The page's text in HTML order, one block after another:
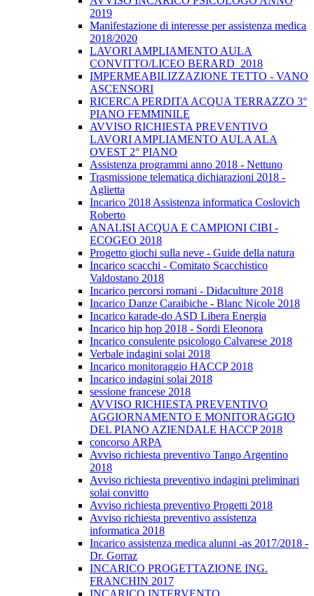
2019
Manifestazione di interesse per assistenza medica
2018/2020
LAVORI AMPLIAMENTO AULA
CONVITTO/LICEO BERARD_2018
IMPERMEABILIZZAZIONE TETTO - VANO
ASCENSORI
RICERCA PERDITA ACQUA TERRAZZO 3°
PIANO FEMMINILE
AVVISO RICHIESTA PREVENTIVO
LAVORI AMPLIAMENTO AULA ALA
OVEST 2° PIANO
Assistenza programmi anno 2018 - Nettuno
Trasmissione telematica dichiarazioni 2018 -
Aglietta
Incarico 2018 Assistenza informatica Coslovich
Roberto
ANALISI ACQUA E CAMPIONI CIBI -
ECOGEO 2018
Progetto giochi sulla neve - Guide della natura
Incarico scacchi - Comitato Scacchistico
Valdostano 2018
Incarico percorsi romani - Didaculture 2018
Incarico Danze Caraibiche - Blanc Nicole 2018
Incarico karade-do ASD Libera Energia
Incarico hip hop 2018 - Sordi Eleonora
Incarico consulente psicologo Calvarese 2018
Verbale indagini solai 2018
Incarico monitoraggio HACCP 2018
Incarico indagini solai 2018
sessione francese 2018
AVVISO RICHIESTA PREVENTIVO
AGGIORNAMENTO E MONITORAGGIO
DEL PIANO AZIENDALE HACCP 2018
concorso ARPA
Avviso richiesta preventivo Tango Argentino
2018
Avviso richiesta preventivo indagini preliminari
solai convitto
Avviso richiesta preventivo Progetti 2018
Avviso richiesta preventivo assistenza
informatica 2018
Incarico assistenza medica alunni -as 2017/2018 -
Dr. Gorraz
INCARICO PROGETTAZIONE ING.
FRANCHIN 2017